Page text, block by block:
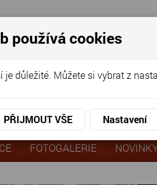
seniory
FOTOGALERIE
používá cookies
je důležité. Můžete si vybrat z
PŘIJMOUT VŠE Nastavení